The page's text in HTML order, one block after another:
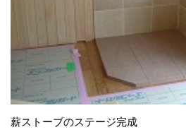
薪ストーブのステージ完成